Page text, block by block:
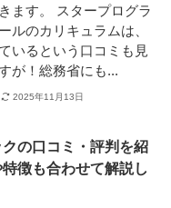
ます。 スタープログラ
ルのカリキュラムは、
いるという口コミも見
が！総務省にも...
2025年11月13日
の口コミ・評判を紹
徴も合わせて解説し